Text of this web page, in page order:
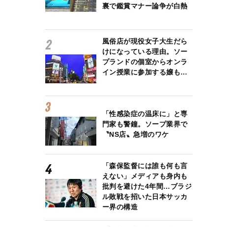
裏で鑑賞マナー論争が白熱
風俗店が現役女子大生だら
けになっている理由。ソー
プランドの個室からオンラ
イン授業に参加する嬢も…
「性感染症の温床に」と専
門家も警鐘。ソープ業界で
〝NS店〟急増のワケ
「森保監督には誰も何も言
えない」メディアも身内も
批判を避けた4年間…ブラジ
ル敗戦を招いた日本サッカ
ー界の構造